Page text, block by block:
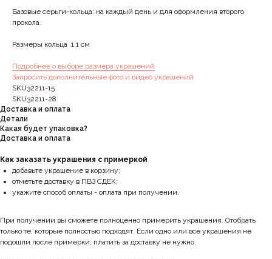
Базовые серьги-кольца: на каждый день и для оформления второго
прокола.
Размеры кольца 1,1 см
Подробнее о выборе размера украшений
Запросить дополнительные фото и видео украшений
SKU32211-15
SKU32211-28
Доставка и оплата
Детали
Какая будет упаковка?
Доставка и оплата
Как заказать украшения с примеркой
добавьте украшение в корзину;
отметьте доставку в ПВЗ СДЕК;
укажите способ оплаты - оплата при получении.
При получении вы сможете полноценно примерить украшения. Отобрать
только те, которые полностью подходят. Если одно или все украшения не
подошли после примерки, платить за доставку не нужно.